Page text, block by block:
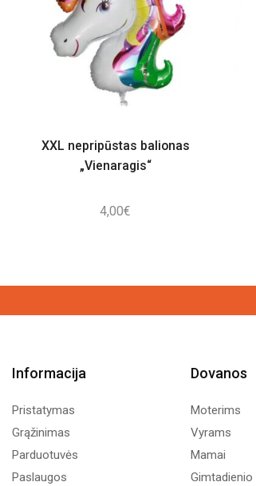
XXL nepripūstas balionas
„Vienaragis“
4,00€
Informacija
Pristatymas
Grąžinimas
Parduotuvės
Paslaugos
Dovanos
Moterims
Vyrams
Mamai
Gimtadienio